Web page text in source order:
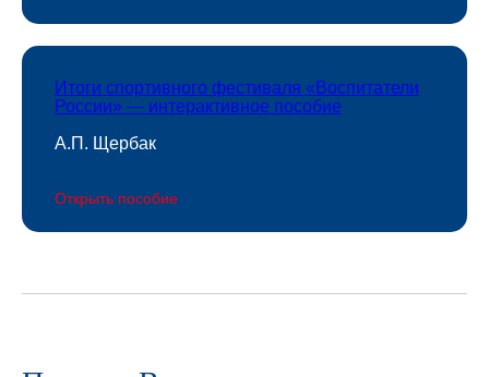
Итоги спортивного фестиваля «Воспитатели
России» — интерактивное пособие
А.П. Щербак
Открыть пособие